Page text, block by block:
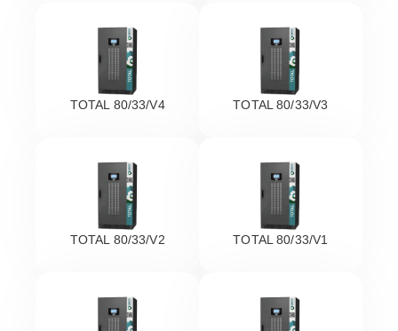
TOTAL 80/33/V4 TOTAL 80/33/V3
TOTAL 80/33/V2 TOTAL 80/33/V1